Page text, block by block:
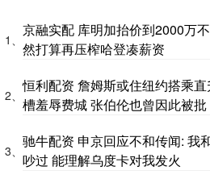
1、
京融实配 库明加抬价到2000万
然打算再压榨哈登凑薪资
2、
恒利配资 詹姆斯或住纽约搭乘
槽羞辱费城 张伯伦也曾因此被批
3、
驰牛配资 申京回应不和传闻: 我
吵过 能理解乌度卡对我发火